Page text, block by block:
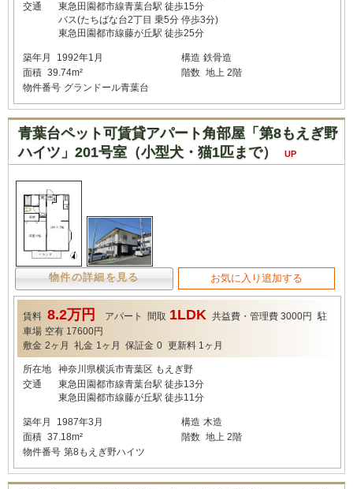
交通
東急田園都市線青葉台駅 徒歩15分
バス(たちばな台2丁目 乗5分 停歩3分)
東急田園都市線藤が丘駅 徒歩25分
築年月 1992年1月 構造 鉄骨造
面積 39.74m² 階数 地上 2階
物件番号 グランドール青葉台
青葉台ペット可賃貸アパート角部屋「第8もえぎ野
ハイツ」201号室（小型犬・猫1匹まで）
UP
物件の詳細を見る お気に入り追加する
賃料 8.2万円 アパート 間取 1LDK 共益費・管理費 3000円
駐
車場 空有 17600円
敷金 2ヶ月 礼金 1ヶ月 保証金 0 更新料 1ヶ月
所在地
神奈川県横浜市青葉区 もえぎ野
交通
東急田園都市線青葉台駅 徒歩13分
東急田園都市線藤が丘駅 徒歩11分
築年月 1987年3月 構造 木造
面積 37.18m² 階数 地上 2階
物件番号 第8もえぎ野ハイツ